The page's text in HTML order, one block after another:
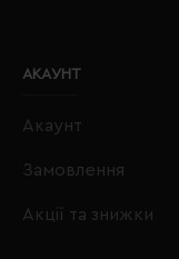
АКАУНТ
Акаунт
Замовлення
Акції та знижки